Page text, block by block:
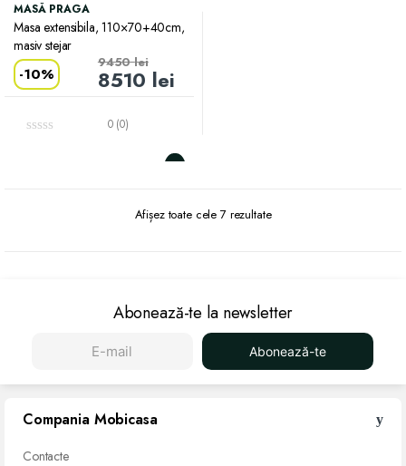
MASĂ PRAGA
Masa extensibila, 110×70+40cm,
masiv stejar
-10% 8510 lei
9450lei
0 (0)
Afișez toate cele 7 rezultate
Abonează-te la newsletter
Abonează-te
Compania Mobicasa
Contacte